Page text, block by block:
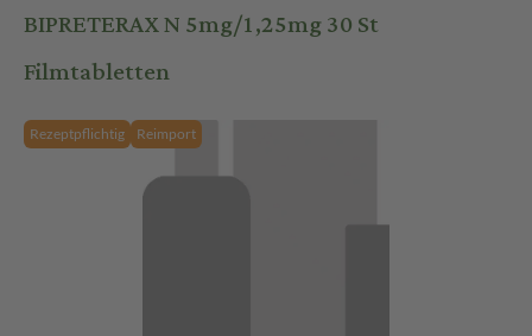
BIPRETERAX N 5mg/1,25mg 30 St
Filmtabletten
Rezeptpflichtig Reimport